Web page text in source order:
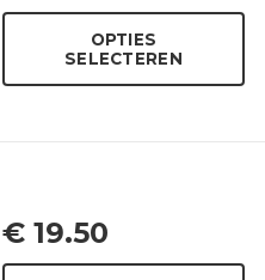
OPTIES
SELECTEREN
€19.50